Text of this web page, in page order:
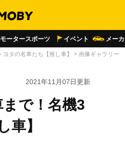
モータースポーツ イベント メー
タの名車たち【推し車】 > 画像ギャラリー
2021年11月07日更新
で！名機3
車】